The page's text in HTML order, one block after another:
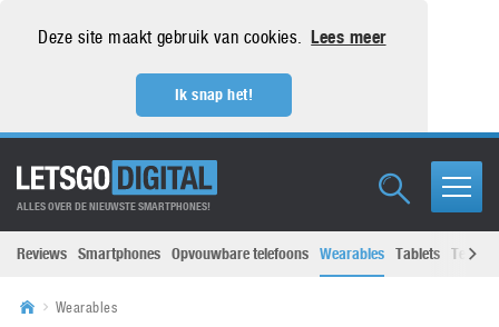
Deze site maakt gebruik van cookies. Lees meer
Ik snap het!
ALLES OVER DE NIEUWSTE SMARTPHONES!
Reviews Smartphones Opvouwbare telefoons Wearables Tablets
Wearables